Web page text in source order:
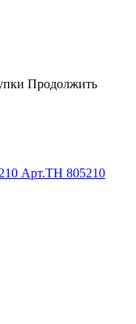
Продолжить
Арт.TH 805210